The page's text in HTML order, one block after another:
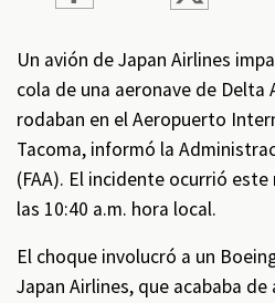
Un avión de Japan Airlines
cola de una aeronave de Delta
rodaban en el Aeropuerto
Tacoma, informó la
(FAA). El incidente ocurrió
las 10:40 a.m. hora local.
El choque involucró a un
Japan Airlines, que acababa